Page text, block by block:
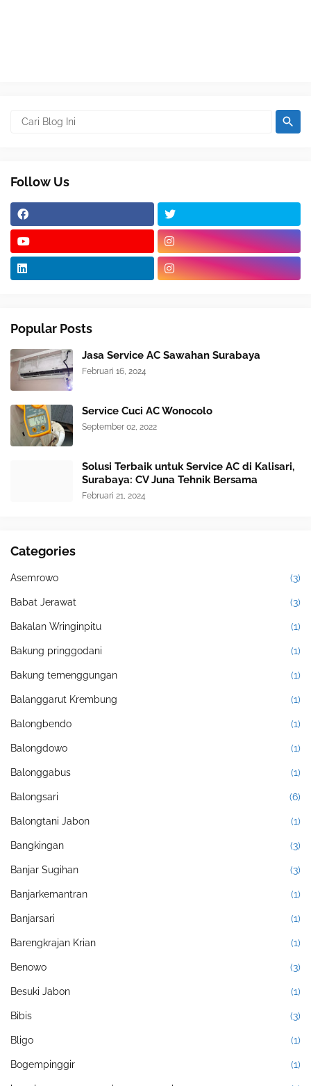
Follow Us
Popular Posts
Jasa Service AC Sawahan Surabaya
Februari 16, 2024
Service Cuci AC Wonocolo
September 02, 2022
Solusi Terbaik untuk Service AC di Kalisari,
Surabaya: CV Juna Tehnik Bersama
Februari 21, 2024
Categories
Asemrowo (3)
Babat Jerawat (3)
Bakalan Wringinpitu (1)
Bakung pringgodani (1)
Bakung temenggungan (1)
Balanggarut Krembung (1)
Balongbendo (1)
Balongdowo (1)
Balonggabus (1)
Balongsari (6)
Balongtani Jabon (1)
Bangkingan (3)
Banjar Sugihan (3)
Banjarkemantran (1)
Banjarsari (1)
Barengkrajan Krian (1)
Benowo (3)
Besuki Jabon (1)
Bibis (3)
Bligo (1)
Bogempinggir (1)